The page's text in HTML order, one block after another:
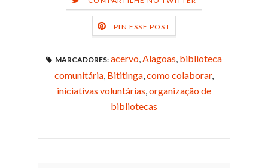
PIN ESSE POST
MARCADORES: acervo,Alagoas, biblioteca
comunitária, Bititinga,como colaborar,
iniciativas voluntárias,organização de
bibliotecas